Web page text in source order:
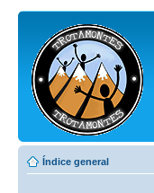
Índice general